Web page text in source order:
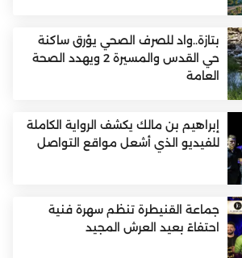
بتازة..واد للصرف الصحي يؤرق ساكنة
حي القدس والمسيرة 2 ويهدد الصحة
العامة
إبراهيم بن مالك يكشف الرواية الكاملة
للفيديو الذي أشعل مواقع التواصل
جماعة القنيطرة تنظم سهرة فنية
احتفاءً بعيد العرش المجيد